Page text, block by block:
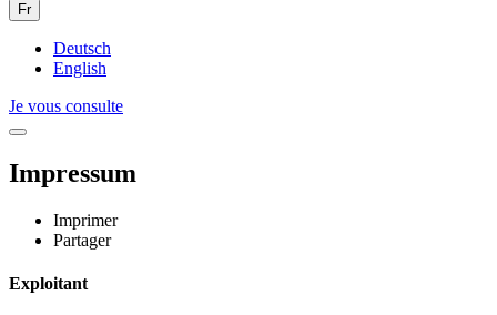
Fr
Deutsch
English
Je vous consulte
Impressum
Imprimer
Partager
Exploitant